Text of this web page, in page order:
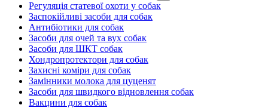
Регуляція статевої охоти у собак
Заспокійливі засоби для собак
Антибіотики для собак
Засоби для очей та вух собак
Засоби для ШКТ собак
Хондропротектори для собак
Захисні коміри для собак
Замінники молока для цуценят
Засоби для швидкого відновлення собак
Вакцини для собак